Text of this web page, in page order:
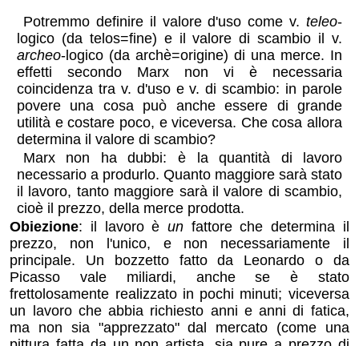
Potremmo definire il valore d'uso come v.teleo-
logico (da telos=fine) e il valore di scambio il v.
archeo-logico (da archè=origine) di una merce. In
effetti secondo Marx non vi è necessaria
coincidenza tra v. d'uso e v. di scambio: in parole
povere una cosa può anche essere di grande
utilità e costare poco, e viceversa. Che cosa allora
determina il valore di scambio?
Marx non ha dubbi: è la quantità di lavoro
necessario a produrlo. Quanto maggiore sarà stato
il lavoro, tanto maggiore sarà il valore di scambio,
cioè il prezzo, della merce prodotta.
Obiezione: il lavoro è un fattore che determina il
prezzo, non l'unico, e non necessariamente il
principale. Un bozzetto fatto da Leonardo o da
Picasso vale miliardi, anche se è stato
frettolosamente realizzato in pochi minuti; viceversa
un lavoro che abbia richiesto anni e anni di fatica,
ma non sia "apprezzato" dal mercato (come una